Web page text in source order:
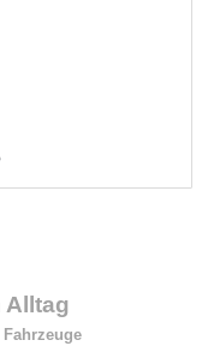
Alltag